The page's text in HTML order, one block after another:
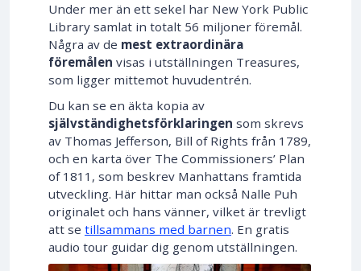
Under mer än ett sekel har New York Public
Library samlat in totalt 56 miljoner föremål.
Några av de mest extraordinära
föremålen visas i utställningen Treasures,
som ligger mittemot huvudentrén.
Du kan se en äkta kopia av
självständighetsförklaringen som skrevs
av Thomas Jefferson, Bill of Rights från 1789,
och en karta över The Commissioners’ Plan
of 1811, som beskrev Manhattans framtida
utveckling. Här hittar man också Nalle Puh
originalet och hans vänner, vilket är trevligt
att se tillsammans med barnen. En gratis
audio tour guidar dig genom utställningen.